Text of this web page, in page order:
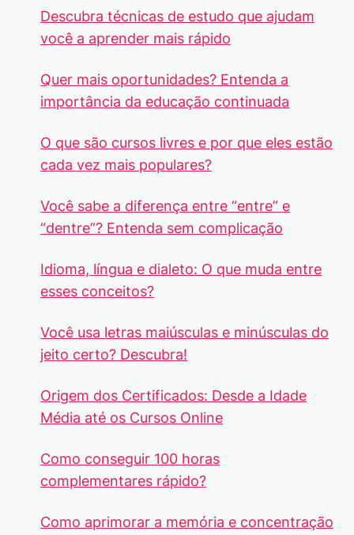
Descubra técnicas de estudo que ajudam
você a aprender mais rápido
Quer mais oportunidades? Entenda a
importância da educação continuada
O que são cursos livres e por que eles estão
cada vez mais populares?
Você sabe a diferença entre “entre” e
“dentre”? Entenda sem complicação
Idioma, língua e dialeto: O que muda entre
esses conceitos?
Você usa letras maiúsculas e minúsculas do
jeito certo? Descubra!
Origem dos Certificados: Desde a Idade
Média até os Cursos Online
Como conseguir 100 horas
complementares rápido?
Como aprimorar a memória e concentração